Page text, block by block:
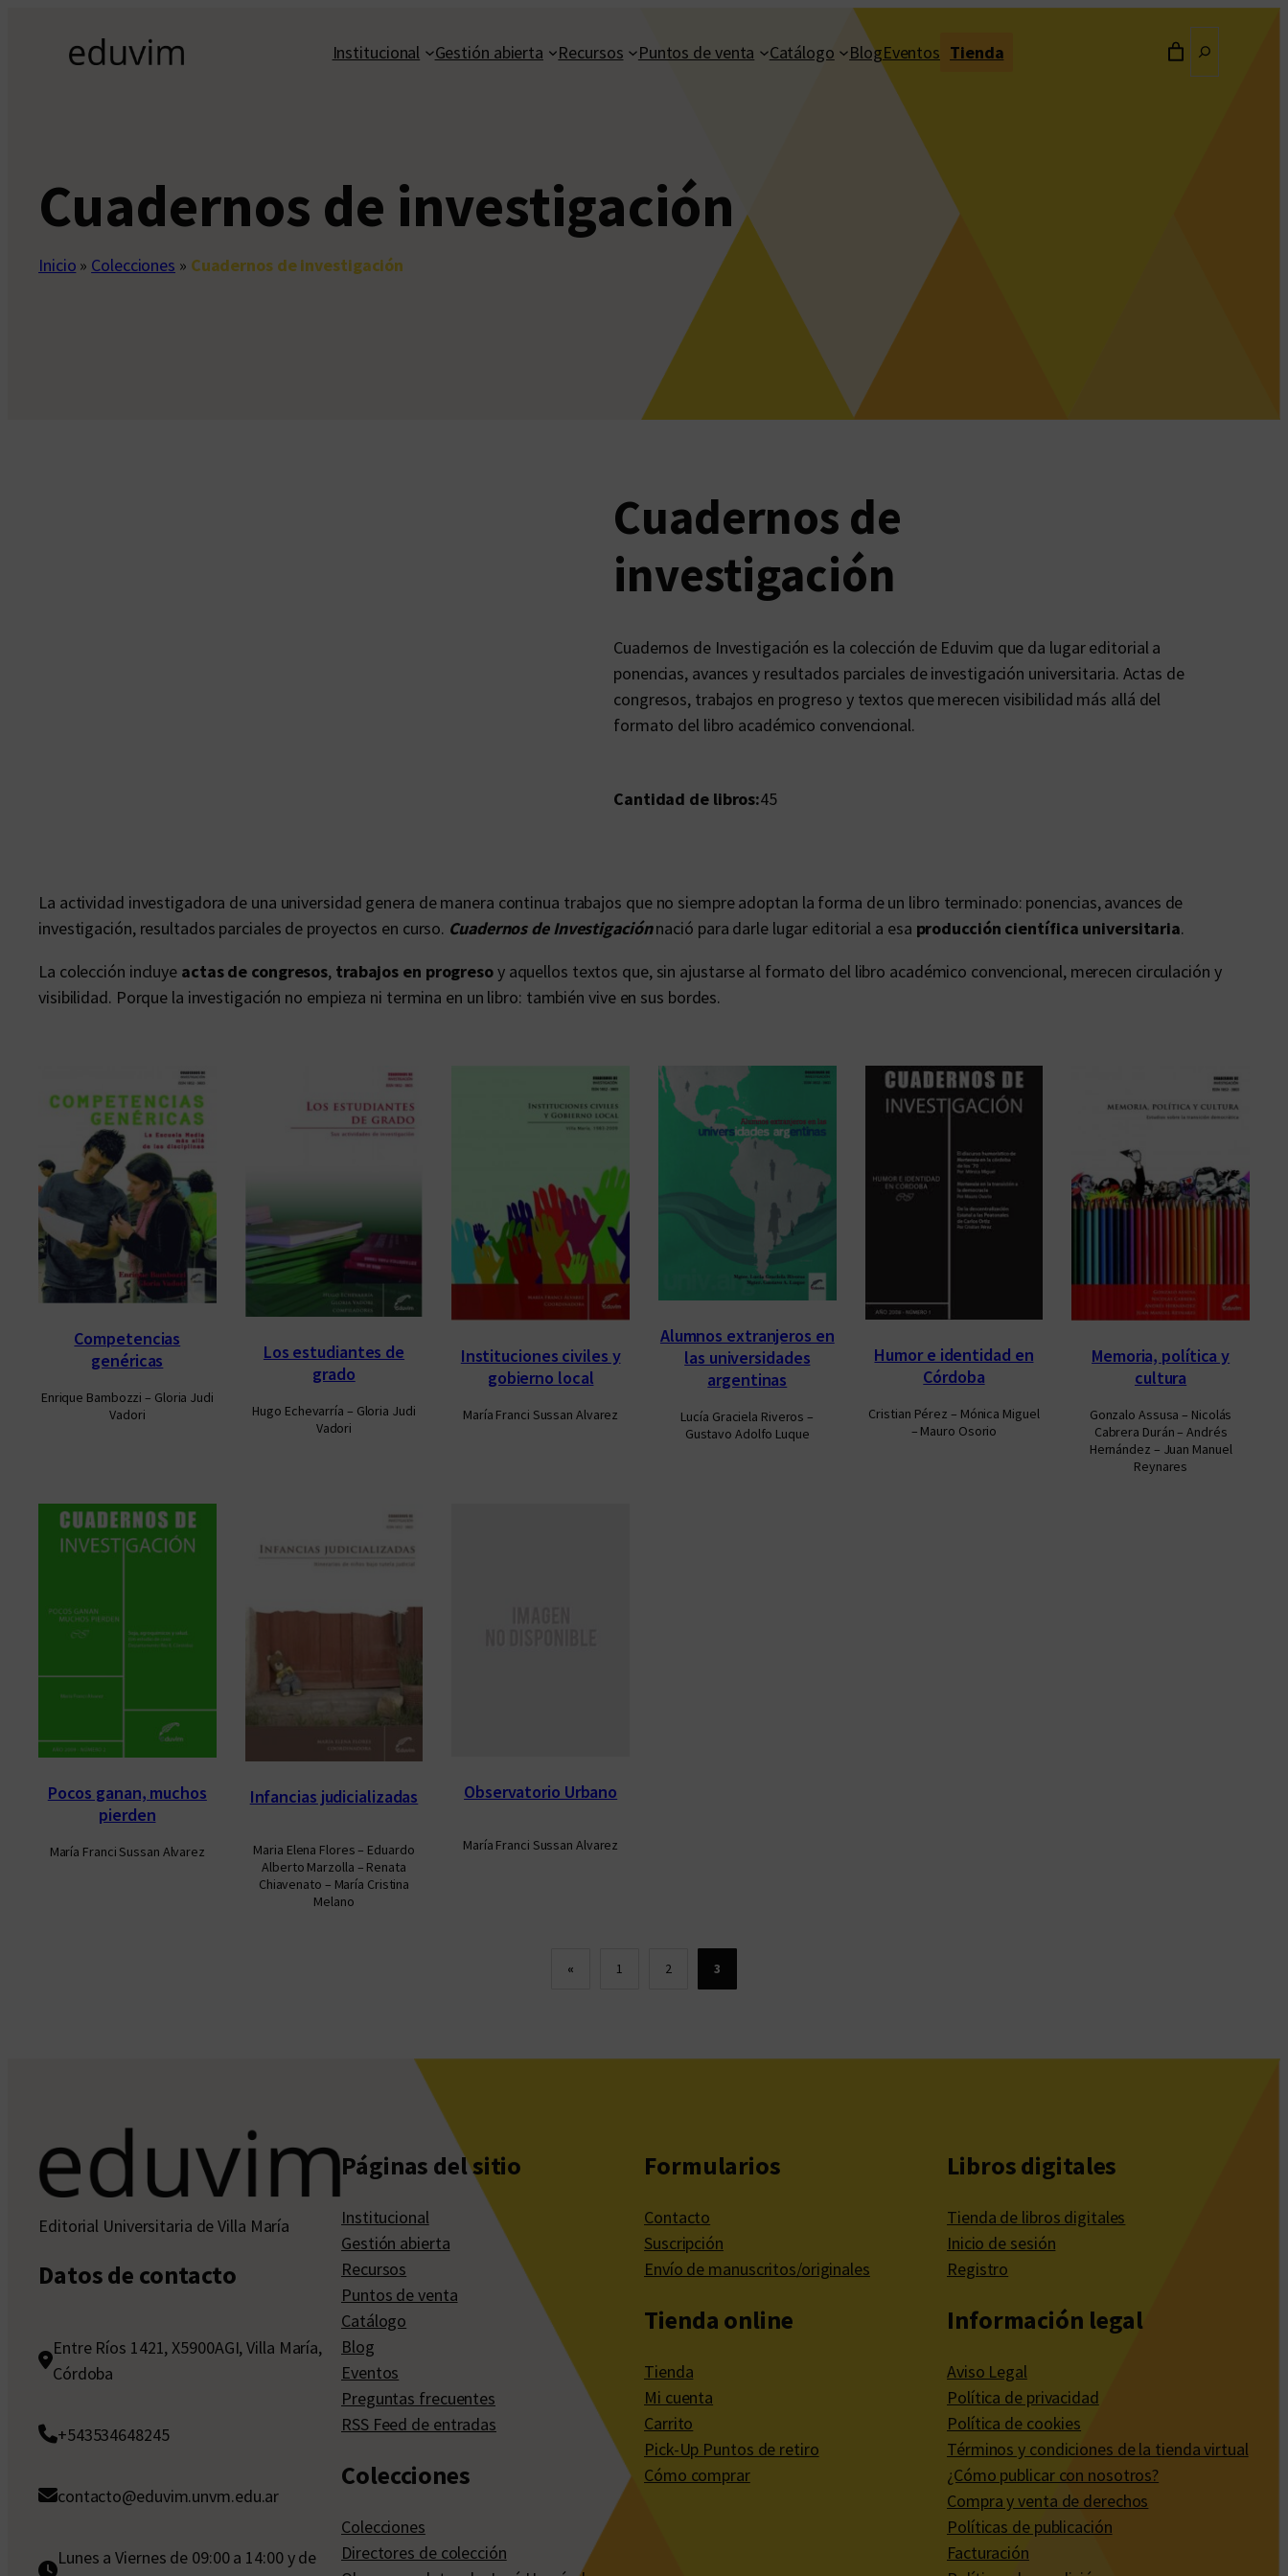
contenido
Institucional Gestión abierta Recursos Puntos de venta Catálogo BlogEventos Tienda
Cuadernos de investigación
Inicio » Colecciones » Cuadernos de investigación
Cuadernos de
investigación
Cuadernos de Investigación es la colección de Eduvim que da lugar editorial a
ponencias, avances y resultados parciales de investigación universitaria. Actas de
congresos, trabajos en progreso y textos que merecen visibilidad más allá del
formato del libro académico convencional.
Cantidad de libros:45
La actividad investigadora de una universidad genera de manera continua trabajos que no siempre adoptan la forma de un libro terminado: ponencias, avances de
investigación, resultados parciales de proyectos en curso. Cuadernos de Investigaciónnació para darle lugar editorial a esa producción científica universitaria.
La colección incluye actas de congresos, trabajos en progresoy aquellos textos que, sin ajustarse al formato del libro académico convencional, merecen circulación y
visibilidad. Porque la investigación no empieza ni termina en un libro: también vive en sus bordes.
Competencias
genéricas
Enrique Bambozzi – Gloria Judi
Vadori
Los estudiantes de
grado
Hugo Echevarría – Gloria Judi
Vadori
Instituciones civiles y
gobierno local
María Franci Sussan Alvarez
Alumnos extranjeros en
las universidades
argentinas
Lucía Graciela Riveros –
Gustavo Adolfo Luque
Humor e identidad en
Córdoba
Cristian Pérez – Mónica Miguel
– Mauro Osorio
Memoria, política y
cultura
Gonzalo Assusa – Nicolás
Cabrera Durán – Andrés
Hernández – Juan Manuel
Reynares
Pocos ganan, muchos
pierden
María Franci Sussan Alvarez
Infancias judicializadas
Maria Elena Flores – Eduardo
Alberto Marzolla – Renata
Chiavenato – María Cristina
Melano
Observatorio Urbano
María Franci Sussan Alvarez
« 1 2 3
Editorial Universitaria de Villa María
Datos de contacto
Entre Ríos 1421, X5900AGI, Villa María,
Córdoba
+543534648245
contacto@eduvim.unvm.edu.ar
Lunes a Viernes de 09:00 a 14:00 y de
Páginas del sitio
Institucional
Gestión abierta
Recursos
Puntos de venta
Catálogo
Blog
Eventos
Preguntas frecuentes
RSS Feed de entradas
Colecciones
Colecciones
Directores de colección
Formularios
Contacto
Suscripción
Envío de manuscritos/originales
Tienda online
Tienda
Mi cuenta
Carrito
Pick-Up Puntos de retiro
Cómo comprar
Libros digitales
Tienda de libros digitales
Inicio de sesión
Registro
Información legal
Aviso Legal
Política de privacidad
Política de cookies
Términos y condiciones de la tienda virtual
¿Cómo publicar con nosotros?
Compra y venta de derechos
Políticas de publicación
Facturación